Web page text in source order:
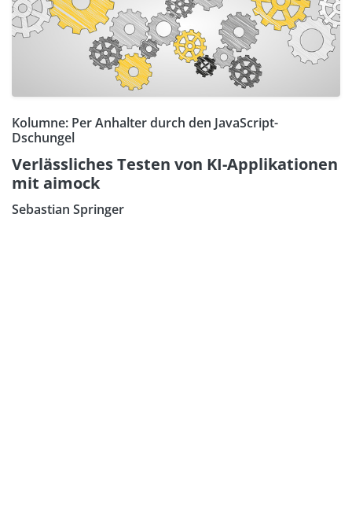
Kolumne: Per Anhalter durch den JavaScript-
Dschungel
Verlässliches Testen von KI-Applikationen
mit aimock
Sebastian Springer